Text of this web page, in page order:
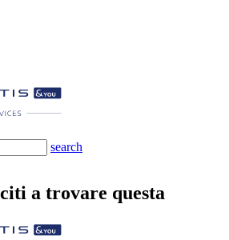
search
a trovare questa